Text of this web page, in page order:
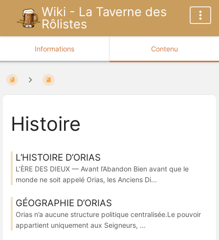
Wiki - La Taverne des
Rôlistes
Informations Contenu
Histoire
L’HISTOIRE D’ORIAS
L’ÈRE DES DIEUX — Avant l’Abandon Bien avant que le
monde ne soit appelé Orias, les Anciens Di...
GÉOGRAPHIE D’ORIAS
Orias n’a aucune structure politique centralisée.Le pouvoir
appartient uniquement aux Seigneurs, ...